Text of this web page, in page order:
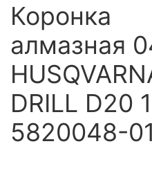
Коронка
алмазная
DRILL D20
5820048-01